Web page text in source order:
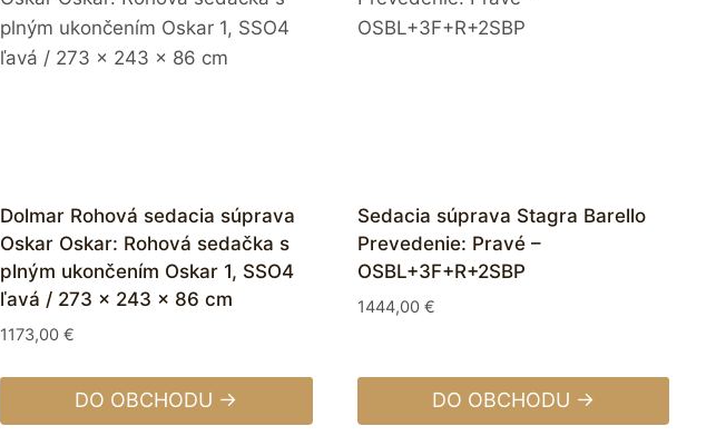
Dolmar Rohová sedacia súprava
Oskar Oskar: Rohová sedačka s
plným ukončením Oskar 1, SSO4
ľavá / 273 x 243 x 86 cm
1173,00 €
DO OBCHODU →
Sedacia súprava Stagra Barello
Prevedenie: Pravé –
OSBL+3F+R+2SBP
1444,00 €
DO OBCHODU →